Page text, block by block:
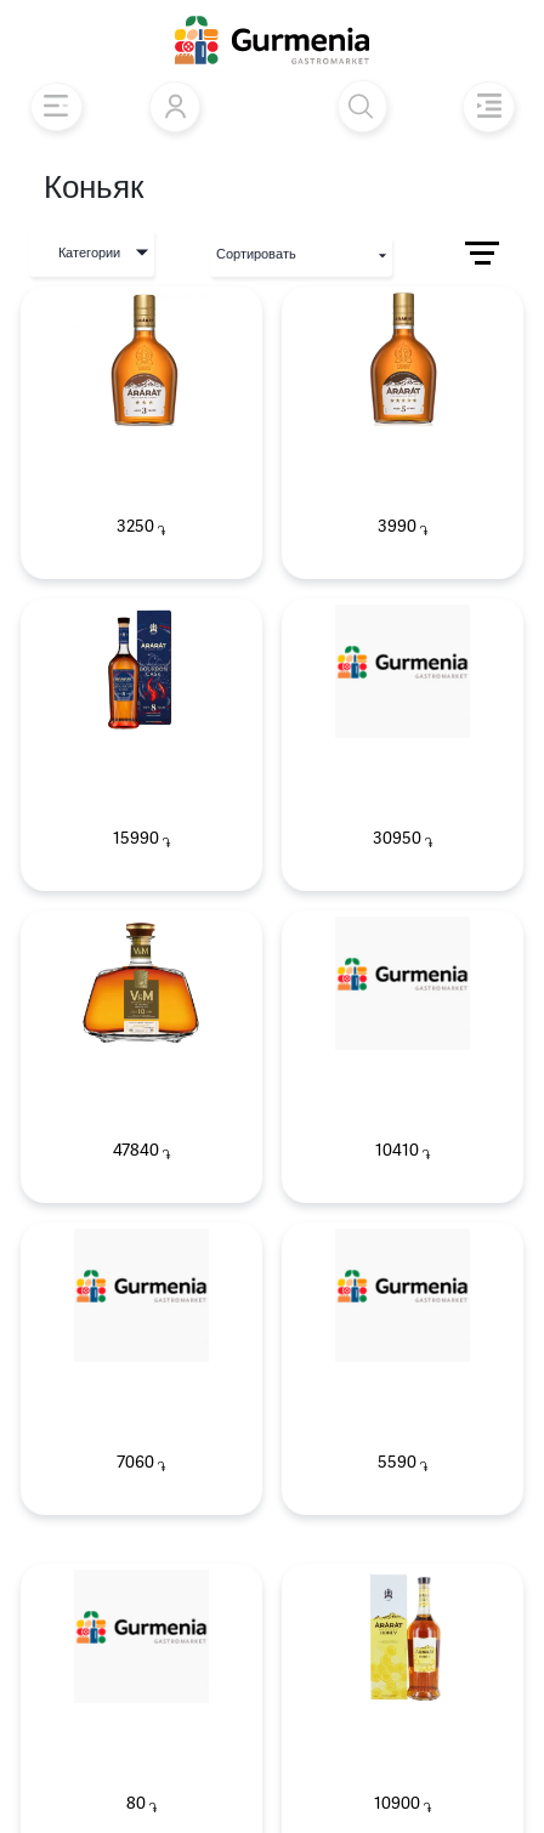
Коньяк
Категории Сортировать
3250 ֏ 3990 ֏
15990֏ 30950 ֏
47840֏ 10410 ֏
7060 ֏ 5590 ֏
80֏ 10900 ֏